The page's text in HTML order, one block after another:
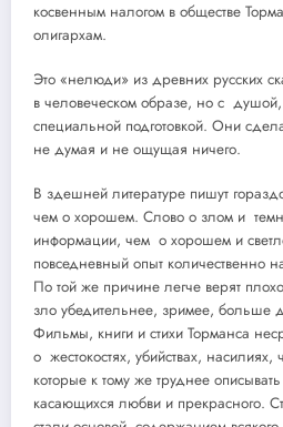
косвенным налогом в обществе
олигархам.
Это «нелюди» из древних русских
в человеческом образе, но с
специальной подготовкой. Они
не думая и не ощущая ничего.
В здешней литературе пишут
чем о хорошем. Слово о злом и
информации, чем о хорошем и
повседневный опыт количественно
По той же причине легче верят
зло убедительнее, зримее, больше
Фильмы, книги и стихи Торманса
о жестокостях, убийствах,
которые к тому же труднее
касающихся любви и прекрасного.